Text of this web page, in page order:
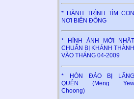
* HÀNH TRÌNH TÌM CON
NƠI BIỂN ĐÔNG
* HÌNH ẢNH MỚI NHẤT
CHUẨN BỊ KHÁNH THÀNH
VÀO THÁNG 04-2009
* HÒN ĐẢO BỊ LÃNG
QUÊN (Meng Yew
Choong)